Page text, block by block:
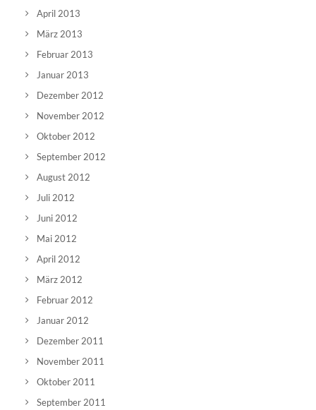
April 2013
März 2013
Februar 2013
Januar 2013
Dezember 2012
November 2012
Oktober 2012
September 2012
August 2012
Juli 2012
Juni 2012
Mai 2012
April 2012
März 2012
Februar 2012
Januar 2012
Dezember 2011
November 2011
Oktober 2011
September 2011